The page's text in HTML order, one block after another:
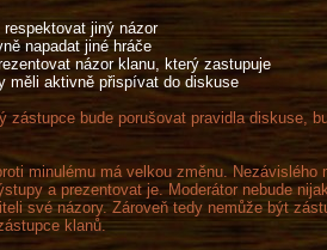
respektovat jiný názor
napadat jiné hráče
názor klanu, který zastupuje
měli aktivně přispívat do diskuse
zástupce bude porušovat pravidla diskuse,
minulému má velkou změnu.
a prezentovat je. Moderátor nebude
své názory. Zároveň tedy nemůže být
klanů.